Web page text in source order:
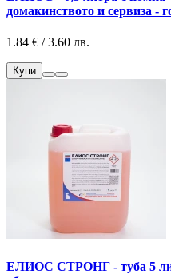
домакинството и сервиза -
1.84 € / 3.60 лв.
Купи
ЕЛИОС СТРОНГ - туба 5